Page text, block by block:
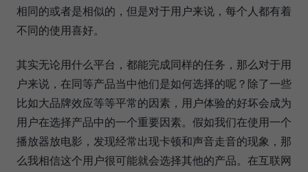
相同的或者是相似的，但是对于用户来说，每个人都有着
不同的使用喜好。
其实无论用什么平台，都能完成同样的任务，那么对于用
户来说，在同等产品当中他们是如何选择的呢？除了一些
比如大品牌效应等等平常的因素，用户体验的好坏会成为
用户在选择产品中的一个重要因素。假如我们在使用一个
播放器放电影，发现经常出现卡顿和声音走音的现象，那
么我相信这个用户很可能就会选择其他的产品。在互联网